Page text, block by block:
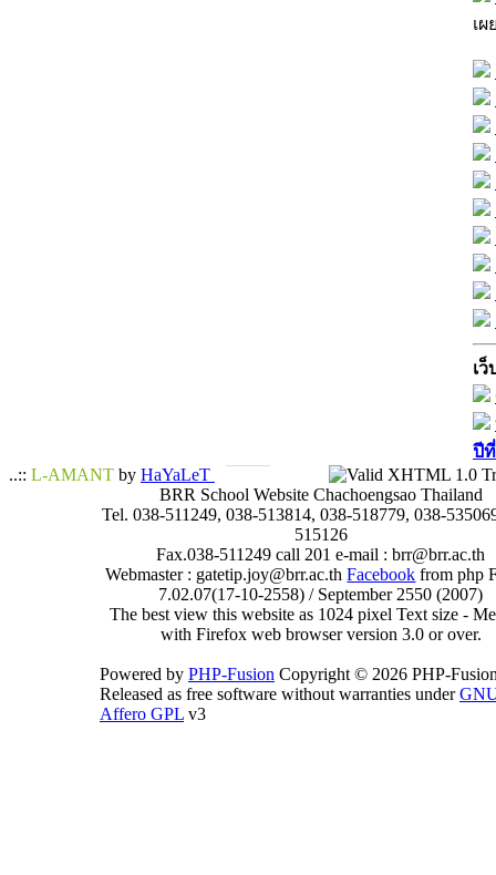
เ
เว็
ปี
..:: L-AMANT by HaYaLeT
BRR School Website Chachoengsao Thailand
Tel. 038-511249, 038-513814, 038-518779, 038-
515126
Fax.038-511249 call 201 e-mail : brr@brr.ac.th
Webmaster : gatetip.joy@brr.ac.thFacebook from php
7.02.07(17-10-2558) / September 2550 (2007)
The best view this website as 1024 pixel Text size -
with Firefox web browser version 3.0 or over.
Powered by PHP-Fusion Copyright © 2026 PHP-
Released as free software without warranties under
Affero GPL v3